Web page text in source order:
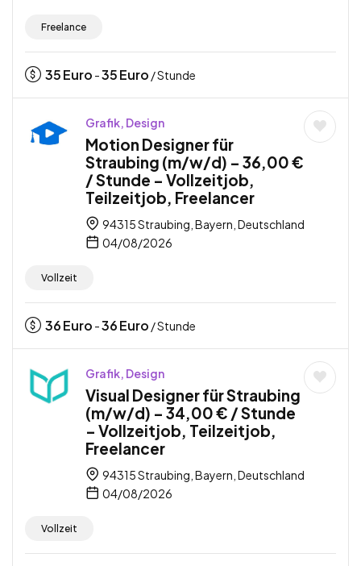
Freelance
35Euro -35Euro / Stunde
Grafik, Design
Motion Designer für
Straubing (m/w/d) – 36,00 €
/ Stunde – Vollzeitjob,
Teilzeitjob, Freelancer
94315 Straubing, Bayern, Deutschland
04/08/2026
Vollzeit
36Euro -36Euro / Stunde
Grafik, Design
Visual Designer für Straubing
(m/w/d) – 34,00 € / Stunde
– Vollzeitjob, Teilzeitjob,
Freelancer
94315 Straubing, Bayern, Deutschland
04/08/2026
Vollzeit